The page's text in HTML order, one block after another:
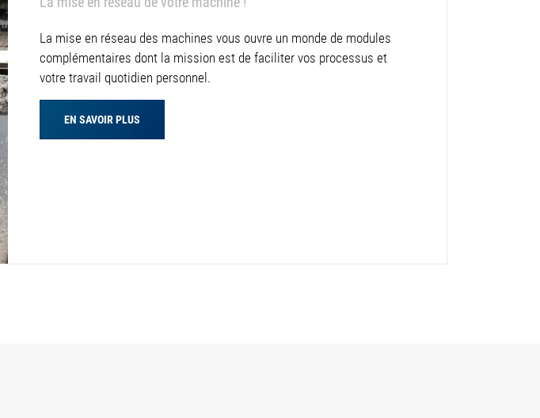
La mise en réseau des machines vous ouvre un monde de modules
complémentaires dont la mission est de faciliter vos processus et
votre travail quotidien personnel.
EN SAVOIR PLUS